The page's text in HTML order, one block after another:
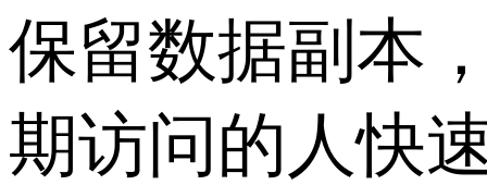
保留数据副本
期访问的人快